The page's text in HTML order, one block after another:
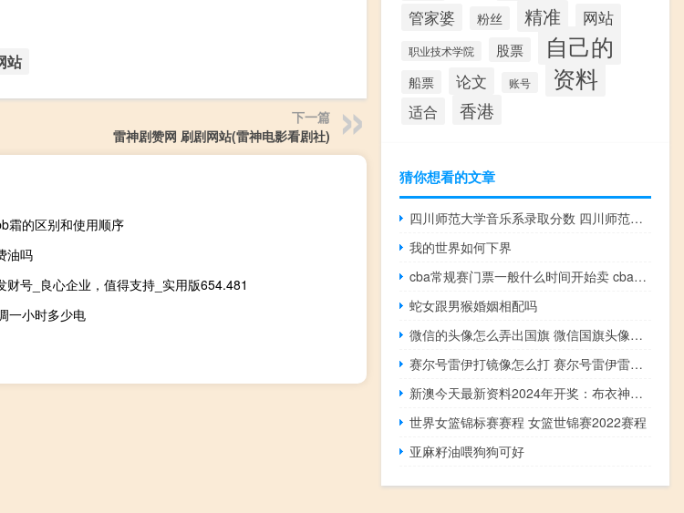
站
下一篇
雷神剧赞网 刷剧网站(雷神电影看剧社)
霜的区别和使用顺序
油吗
财号_良心企业，值得支持_实用版654.481
一小时多少电
管家婆 粉丝 精准 网站
职业技术学院 股票 自己的
船票 论文 账号 资料
适合 香港
猜你想看的文章
四川师范大学音乐系录取分数 四川师范大学分数线
我的世界如何下界
cba常规赛门票一般什么时间开始卖 cba常规赛几月份开始
蛇女跟男猴婚姻相配吗
微信的头像怎么弄出国旗 微信国旗头像怎么制作
赛尔号雷伊打镜像怎么打 赛尔号雷伊雷神天明闪
新澳今天最新资料2024年开奖：布衣神算在都市-通俗的解读分析-1728.XM0.81
世界女篮锦标赛赛程 女篮世锦赛2022赛程
亚麻籽油喂狗狗可好